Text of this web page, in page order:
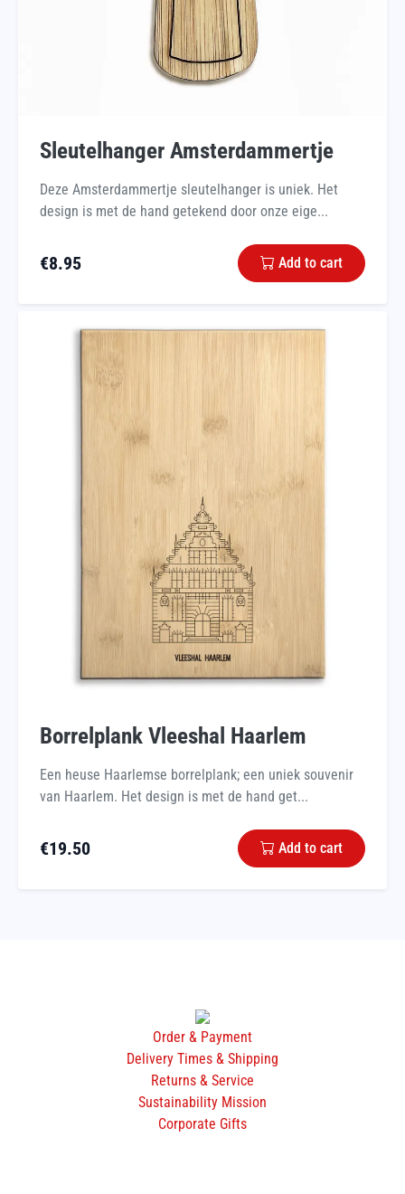
Sleutelhanger Amsterdammertje
Deze Amsterdammertje sleutelhanger is uniek. Het
design is met de hand getekend door onze eige...
€8.95 Add to cart
Borrelplank Vleeshal Haarlem
Een heuse Haarlemse borrelplank; een uniek souvenir
van Haarlem. Het design is met de hand get...
€19.50 Add to cart
Order & Payment
Delivery Times & Shipping
Returns & Service
Sustainability Mission
Corporate Gifts